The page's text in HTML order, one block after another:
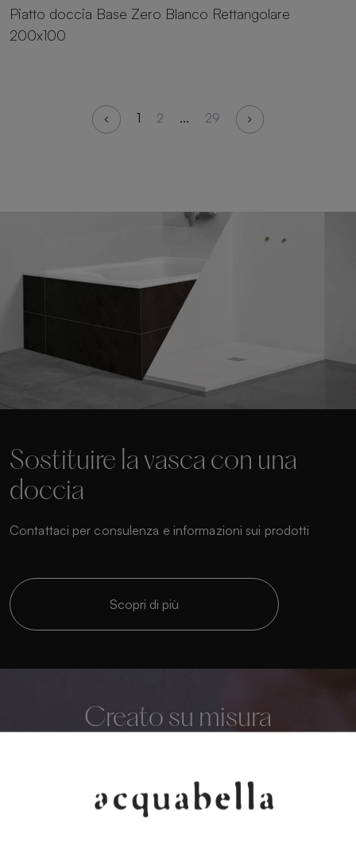
Piatto doccia Base Zero Blanco Rettangolare
200x100
1 2 ... 29
Sostituire la vasca con una
doccia
Contattaci per consulenza e informazioni sui prodotti
Scopri di più
Creato su misura
Produciamo piatti doccia su misura che si adattano a
qualsiasi spazio.